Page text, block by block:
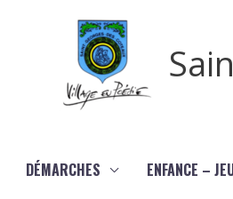
DÉMARCHES ENFANCE –